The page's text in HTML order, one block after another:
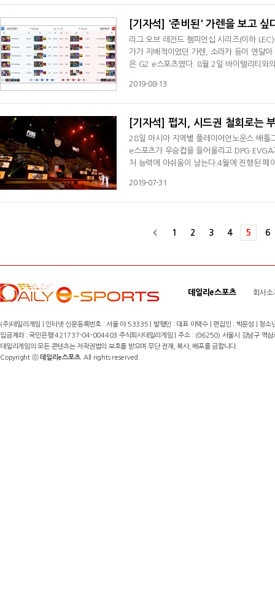
[기자석] '준비된' 가렌을 보고 싶
리그 오브 레전드 챔피언십 시리즈(이하
가가 지배적이었던 가렌, 소라카 등이 연달아 나오면서 연일 화
은 G2 e스포츠였다. 8월 2일 바이탤리티와
상위권과 하위권의 격차가 크게 벌어져 있
2019-08-13
[기자석] 펍지, 시드권 철회로는
28일 아시아 지역별 플레이어언노운스 배틀
e스포츠가 우승컵을 들어올리고 DPG
처 능력에 아쉬움이 남는다.4월에 진행된 페
챔피언십 출전 슬롯 6개를 만들 수 있을지
2019-07-31
1 2 3 4 5 6
데일리e스포츠 회사소
(주)데일리게임 | 인터넷 신문등록번호 : 서울 아 53335 | 발행인 : 대표 이택수 | 편집인 : 박운성 |
입금계좌 : 국민은행 421737-04-004403 주식회사데일리게임 | 주소 : (06250) 서울시 강남구
데일리게임의 모든 콘텐츠는 저작권법의 보호를 받으며 무단 전재, 복사, 배포를 금합니다.
Copyright ⓒ데일리e스포츠. All rights reserved.